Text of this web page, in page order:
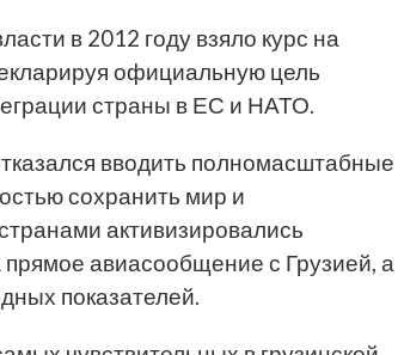
в 2012 году взяло курс на
официальную цель
страны в ЕС и НАТО.
вводить полномасштабные
сохранить мир и
активизировались
авиасообщение с Грузией, а
показателей.